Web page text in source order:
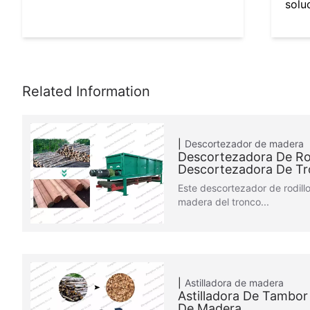
Descortezador de madera
Descortezadora De
Descortezadora De
Este descortezador de
madera del tronco...
Astilladora de madera
Astilladora De